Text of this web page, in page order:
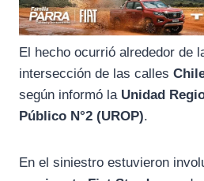
El hecho ocurrió alrededor de
intersección de las calles
según informó la Unidad
Público N°2 (UROP).
En el siniestro estuvieron